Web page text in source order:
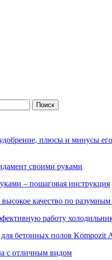
плюсы и минусы его
своими руками
– пошаговая инструкция
качество по
работу
для бетонных полов Kompozit
с отличным видом